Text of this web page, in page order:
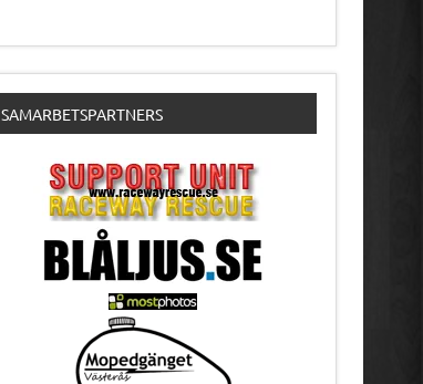
SAMARBETSPARTNERS